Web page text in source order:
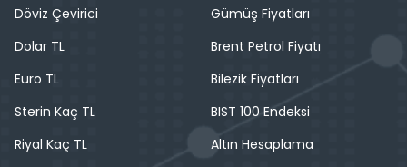
Döviz Çevirici
Dolar TL
Euro TL
Sterin Kaç TL
Riyal Kaç TL
Gümüş Fiyatları
Brent Petrol Fiyatı
Bilezik Fiyatları
BIST 100 Endeksi
Altın Hesaplama